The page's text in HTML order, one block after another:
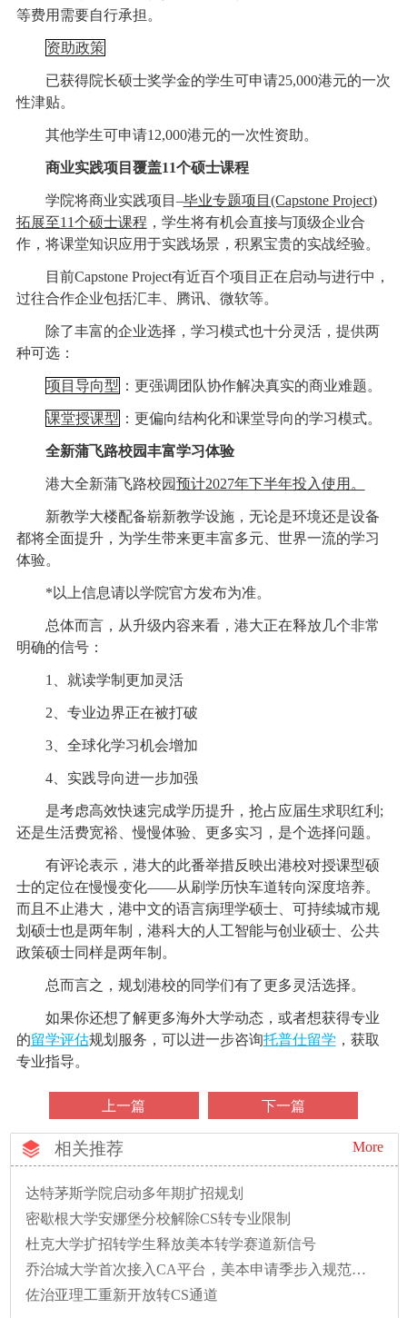
等费用需要自行承担。
资助政策
已获得院长硕士奖学金的学生可申请25,000港元的一次
性津贴。
其他学生可申请12,000港元的一次性资助。
商业实践项目覆盖11个硕士课程
学院将商业实践项目–毕业专题项目(Capstone Project)
拓展至11个硕士课程 ，学生将有机会直接与顶级企业合
作，将课堂知识应用于实践场景，积累宝贵的实战经验。
目前Capstone Project有近百个项目正在启动与进行中，
过往合作企业包括汇丰、腾讯、微软等。
除了丰富的企业选择，学习模式也十分灵活，提供两
种可选：
项目导向型 ：更强调团队协作解决真实的商业难题。
课堂授课型 ：更偏向结构化和课堂导向的学习模式。
全新蒲飞路校园丰富学习体验
港大全新蒲飞路校园预计2027年下半年投入使用。
新教学大楼配备崭新教学设施，无论是环境还是设备
都将全面提升，为学生带来更丰富多元、世界一流的学习
体验。
*以上信息请以学院官方发布为准。
总体而言，从升级内容来看，港大正在释放几个非常
明确的信号：
1、就读学制更加灵活
2、专业边界正在被打破
3、全球化学习机会增加
4、实践导向进一步加强
是考虑高效快速完成学历提升，抢占应届生求职红利;
还是生活费宽裕、慢慢体验、更多实习，是个选择问题。
有评论表示，港大的此番举措反映出港校对授课型硕
士的定位在慢慢变化——从刷学历快车道转向深度培养。
而且不止港大，港中文的语言病理学硕士、可持续城市规
划硕士也是两年制，港科大的人工智能与创业硕士、公共
政策硕士同样是两年制。
总而言之，规划港校的同学们有了更多灵活选择。
如果你还想了解更多海外大学动态，或者想获得专业
的留学评估规划服务，可以进一步咨询托普仕留学 ，获取
专业指导。
上一篇 下一篇
相关推荐 More
达特茅斯学院启动多年期扩招规划
密歇根大学安娜堡分校解除CS转专业限制
杜克大学扩招转学生释放美本转学赛道新信号
乔治城大学首次接入CA平台，美本申请季步入规范新时代
佐治亚理工重新开放转CS通道